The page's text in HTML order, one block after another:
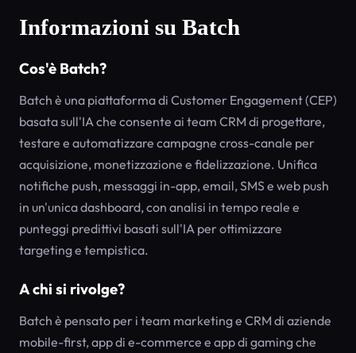
Informazioni su Batch
Cos'è Batch?
Batch è una piattaforma di Customer Engagement (CEP)
basata sull'IA che consente ai team CRM di progettare,
testare e automatizzare campagne cross-canale per
acquisizione, monetizzazione e fidelizzazione. Unifica
notifiche push, messaggi in-app, email, SMS e web push
in un'unica dashboard, con analisi in tempo reale e
punteggi predittivi basati sull'IA per ottimizzare
targeting e tempistica.
A chi si rivolge?
Batch è pensato per i team marketing e CRM di aziende
mobile-first, app di e-commerce e app di gaming che